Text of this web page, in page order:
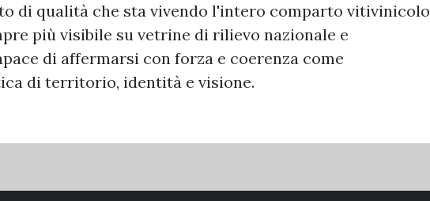
di qualità che sta vivendo l'intero comparto vitivinicolo
più visibile su vetrine di rilievo nazionale e
di affermarsi con forza e coerenza come
di territorio, identità e visione.